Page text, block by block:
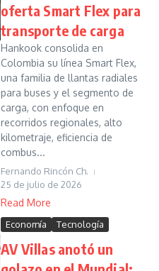
oferta Smart Flex para
transporte de carga
Hankook consolida en
Colombia su línea Smart Flex,
una familia de llantas radiales
para buses y el segmento de
carga, con enfoque en
recorridos regionales, alto
kilometraje, eficiencia de
combus...
Fernando Rincón Ch.
25 de julio de 2026
Read More
Economía Tecnología
AV Villas anotó un